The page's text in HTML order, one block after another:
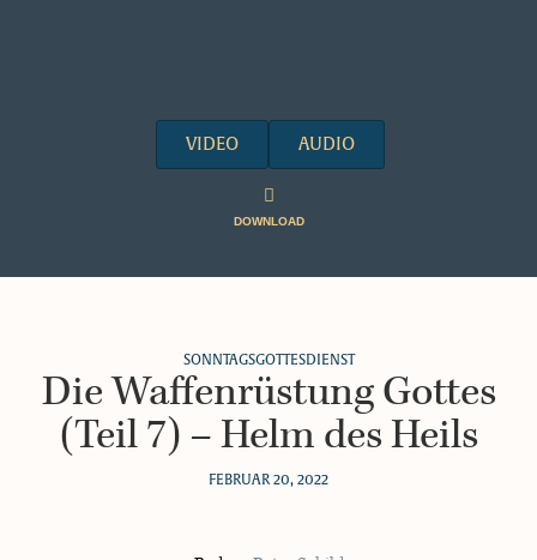
VIDEO AUDIO
DOWNLOAD
SONNTAGSGOTTESDIENST
Die Waffenrüstung Gottes
(Teil 7) – Helm des Heils
FEBRUAR 20, 2022